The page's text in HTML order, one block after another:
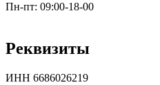
Пн-пт: 09:00-18-00
Реквизиты
ИНН 6686026219